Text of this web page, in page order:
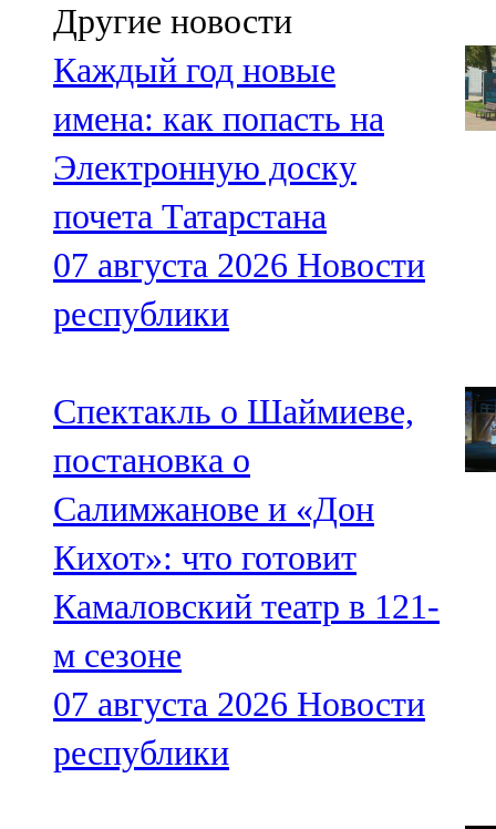
Другие новости
Каждый год новые
имена: как попасть на
Электронную доску
почета Татарстана
07 августа 2026 Новости
республики
Спектакль о Шаймиеве,
постановка о
Салимжанове и «Дон
Кихот»: что готовит
Камаловский театр в 121-
м сезоне
07 августа 2026 Новости
республики